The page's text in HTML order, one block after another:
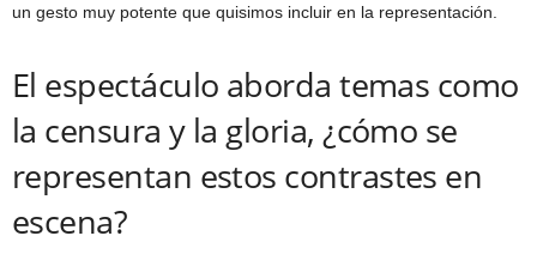
un gesto muy potente que quisimos incluir en la representación.
El espectáculo aborda temas como
la censura y la gloria, ¿cómo se
representan estos contrastes en
escena?